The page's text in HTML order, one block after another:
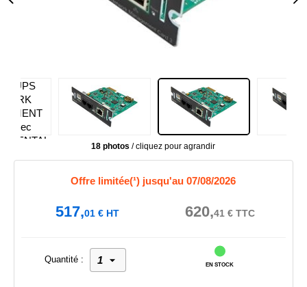
18 photos / cliquez pour agrandir
Offre limitée(¹) jusqu'au 07/08/2026
517,01€HT 620,41 €TTC
Quantité :
EN STOCK